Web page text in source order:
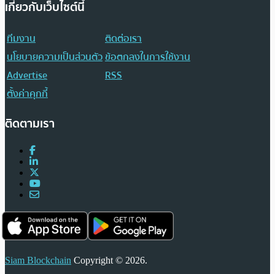
เกี่ยวกับเว็บไซต์นี้
ทีมงาน
ติดต่อเรา
นโยบายความเป็นส่วนตัวข้อตกลงในการใช้งาน
Advertise
RSS
ตั้งค่าคุกกี้
ติดตามเรา
Siam Blockchain Copyright © 2026.